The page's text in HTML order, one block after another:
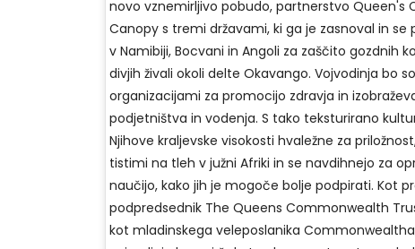
novo vznemirljivo pobudo, partnerstvo Queen's
Canopy s tremi državami, ki ga je zasnoval in se
v Namibiji, Bocvani in Angoli za zaščito gozdnih
divjih živali okoli delte Okavango. Vojvodinja bo
organizacijami za promocijo zdravja in
podjetništva in vodenja. S tako teksturirano
Njihove kraljevske visokosti hvaležne za
tistimi na tleh v južni Afriki in se navdihnejo za
naučijo, kako jih je mogoče bolje podpirati. Kot
podpredsednik The Queens Commonwealth
kot mladinskega veleposlanika